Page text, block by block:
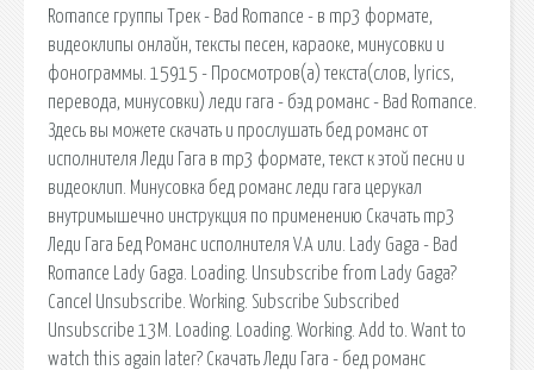
Romance группы Трек - Bad Romance - в mp3 формате,
видеоклипы онлайн, тексты песен, караоке, минусовки и
фонограммы. 15915 - Просмотров(a) текста(слов, lyrics,
перевода, минусовки) леди гага - бэд романс - Bad Romance.
Здесь вы можете скачать и прослушать бед романс от
исполнителя Леди Гага в mp3 формате, текст к этой песни и
видеоклип. Минусовка бед романс леди гага церукал
внутримышечно инструкция по применению Скачать mp3
Леди Гага Бед Романс исполнителя V.A или. Lady Gaga - Bad
Romance Lady Gaga. Loading. Unsubscribe from Lady Gaga?
Cancel Unsubscribe. Working. Subscribe Subscribed
Unsubscribe 13M. Loading. Loading. Working. Add to. Want to
watch this again later? Скачать Леди Гага - бед романс